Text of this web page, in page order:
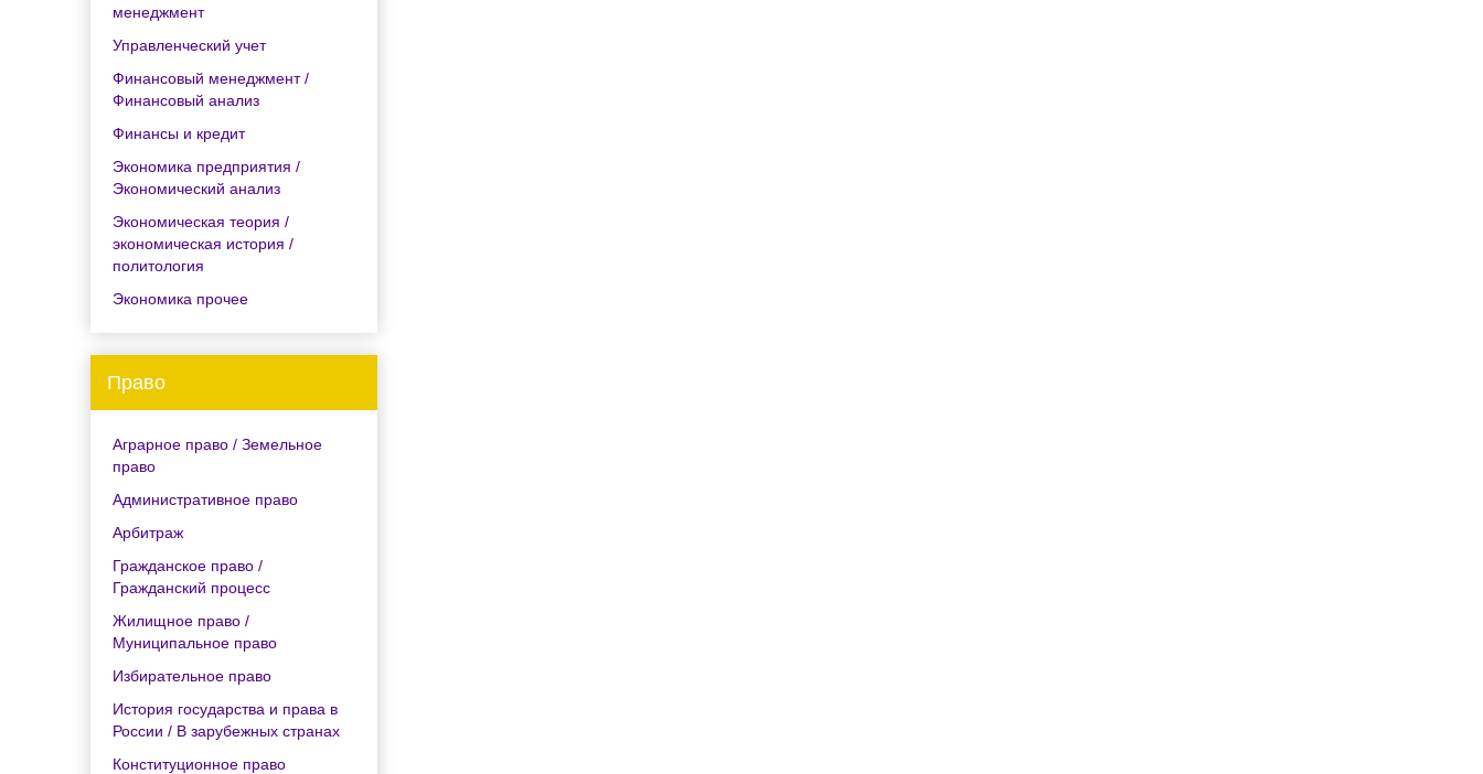
менеджмент
Управленческий учет
Финансовый менеджмент /
Финансовый анализ
Финансы и кредит
Экономика предприятия /
Экономический анализ
Экономическая теория /
экономическая история /
политология
Экономика прочее
Право
Аграрное право / Земельное
право
Административное право
Арбитраж
Гражданское право /
Гражданский процесс
Жилищное право /
Муниципальное право
Избирательное право
История государства и права в
России / В зарубежных странах
Конституционное право